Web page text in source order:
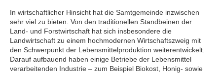
In wirtschaftlicher Hinsicht hat die Samtgemeinde inzwischen
sehr viel zu bieten. Von den traditionellen Standbeinen der
Land- und Forstwirtschaft hat sich insbesondere die
Landwirtschaft zu einem hochmodernen Wirtschaftszweig mit
den Schwerpunkt der Lebensmittelproduktion weiterentwickelt.
Darauf aufbauend haben einige Betriebe der Lebensmittel
verarbeitenden Industrie – zum Beispiel Biokost, Honig- sowie